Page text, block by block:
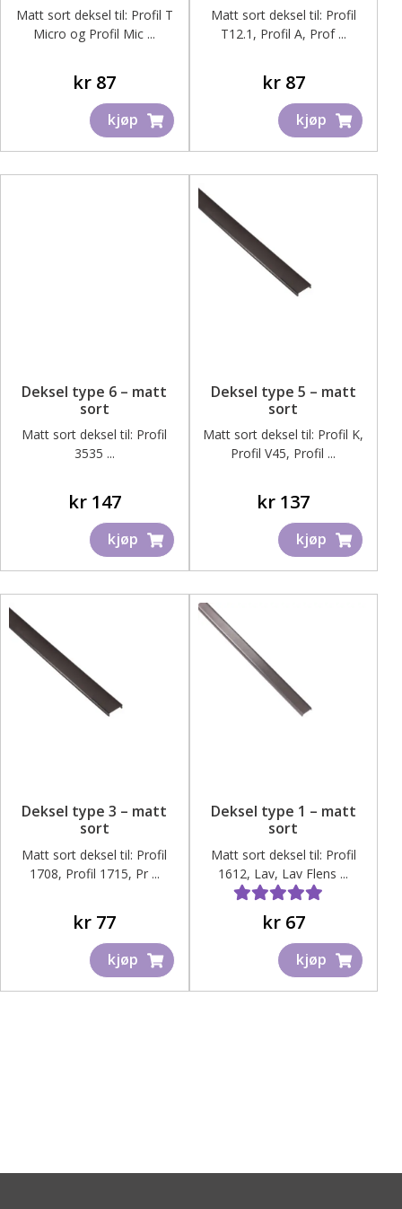
Matt sort deksel til: Profil T
Micro og Profil Mic ...
kr 87
kjøp
Matt sort deksel til: Profil
T12.1, Profil A, Prof ...
kr87
kjøp
Deksel type 6 – matt
sort
Matt sort deksel til: Profil
3535 ...
kr147
kjøp
Deksel type 5 – matt
sort
Matt sort deksel til: Profil K,
Profil V45, Profil ...
kr 137
kjøp
Deksel type 3 – matt
sort
Matt sort deksel til: Profil
1708, Profil 1715, Pr ...
kr 77
kjøp
Deksel type 1 – matt
sort
Matt sort deksel til: Profil
1612, Lav, Lav Flens ...
Vurdert
kr67
kjøp